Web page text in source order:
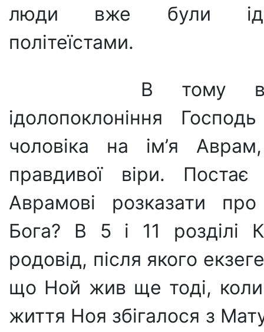
люди вже були
політеїстами.
В тому
ідолопоклоніння
чоловіка на ім’я
правдивої віри.
Аврамові розказати
Бога? В 5 і 11 розділі
родовід, після якого
що Ной жив ще тоді,
життя Ноя збігалося з